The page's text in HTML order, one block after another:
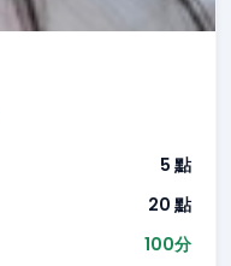
5 點
20 點
100分